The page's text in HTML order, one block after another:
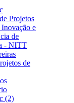
Projetos
e
de
- NITT
de
(2)